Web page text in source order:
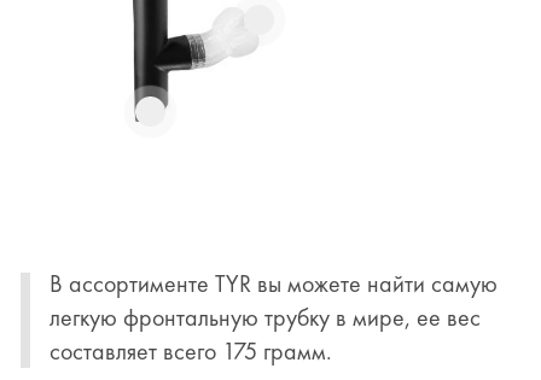
В ассортименте TYR вы можете найти самую
легкую фронтальную трубку в мире, ее вес
составляет всего 175 грамм.